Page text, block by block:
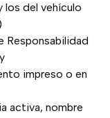
los del vehículo
Responsabilidad
impreso o en
activa, nombre